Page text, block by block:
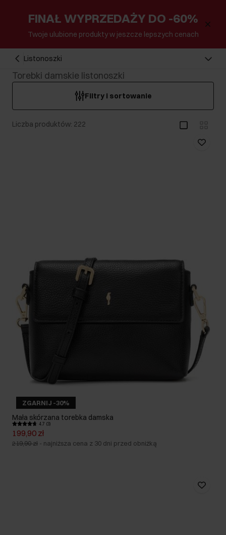
FINAŁ WYPRZEDAŻY DO -60%
Twoje ulubione produkty w jeszcze lepszych cenach
Listonoszki
Torebki damskie listonoszki
Filtry i sortowanie
Liczba produktów: 222
ZGARNIJ -30%
Mała skórzana torebka damska
4.7 (3)
199,90 zł
219,90 zł - najniższa cena z 30 dni przed obniżką